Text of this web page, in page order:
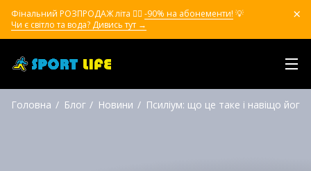
Фінальний РОЗПРОДАЖ літа ❤️‍🔥 -90% на абонементи! 💡
Чи є світло та вода? Дивись тут →
Головна Блог Новини Псиліум: що це таке і навіщо